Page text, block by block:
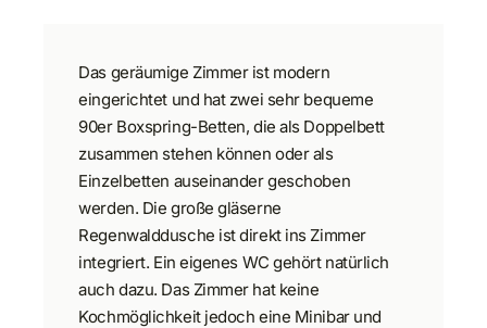
Das geräumige Zimmer ist modern
eingerichtet und hat zwei sehr bequeme
90er Boxspring-Betten, die als Doppelbett
zusammen stehen können oder als
Einzelbetten auseinander geschoben
werden. Die große gläserne
Regenwalddusche ist direkt ins Zimmer
integriert. Ein eigenes WC gehört natürlich
auch dazu. Das Zimmer hat keine
Kochmöglichkeit jedoch eine Minibar und